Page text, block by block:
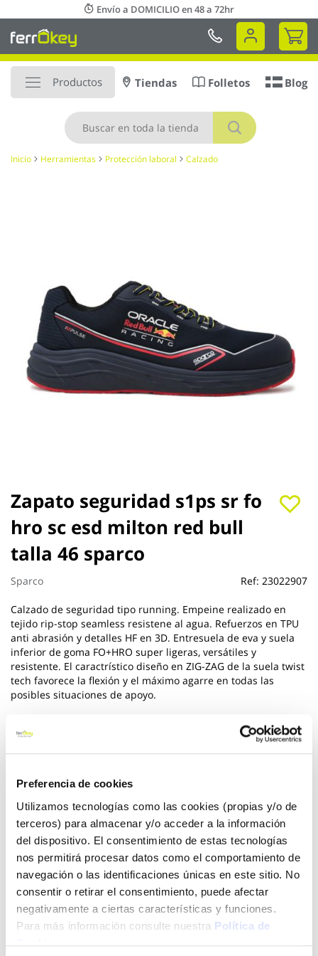
Preferencia de cookies
Utilizamos tecnologías como las cookies (propias y/o de
terceros) para almacenar y/o acceder a la información
del dispositivo. El consentimiento de estas tecnologías
nos permitirá procesar datos como el comportamiento de
navegación o las identificaciones únicas en este sitio. No
consentir o retirar el consentimiento, puede afectar
negativamente a ciertas características y funciones.
Para más información consulte nuestra Política de
al
contenido
Envío a DOMICILIO en 48 a 72hr
Mi
Productos
Buscar
Tiendas Folletos Blog
Inicio Herramientas Protección laboral Calzado
Zapato seguridad s1ps sr fo
hro sc esd milton red bull
talla 46 sparco
Sparco Ref: 23022907
Calzado de seguridad tipo running. Empeine realizado en
tejido rip-stop seamless resistene al agua. Refuerzos en TPU
anti abrasión y detalles HF en 3D. Entresuela de eva y suela
inferior de goma FO+HRO super ligeras, versátiles y
resistente. El caractrístico diseño en ZIG-ZAG de la suela twist
tech favorece la flexión y el máximo agarre en todas las
posibles situaciones de apoyo.
Ver más
Añadir al carrito
Click&Collect - Recogida gratis
en nuestras tiendas
Envío a domicilio:
5 días hábiles
imágenes
Saltar
al
comienzo
de
la
galería
de